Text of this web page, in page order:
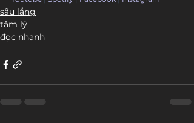
sâu lắng
tâm lý
đọc nhanh